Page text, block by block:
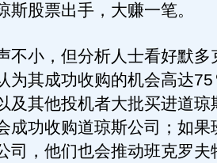
斯股票出手，大赚一笔。
小，但分析人士看好默多
为其成功收购的机会高达
及其他投机者大批买进道琼
成功收购道琼斯公司；如果
司，他们也会推动班克罗夫